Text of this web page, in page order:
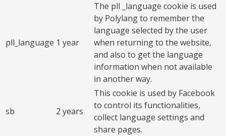
pll_language 1 year
The pll _language cookie is used
by Polylang to remember the
language selected by the user
when returning to the website,
and also to get the language
information when not available
in another way.
sb 2 years
This cookie is used by Facebook
to control its functionalities,
collect language settings and
share pages.